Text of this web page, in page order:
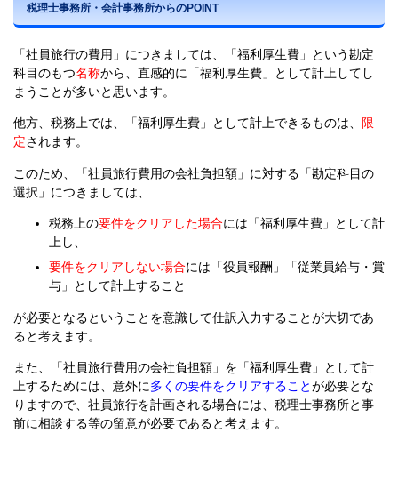
税理士事務所・会計事務所からのPOINT
「社員旅行の費用」につきましては、「福利厚生費」という勘定
科目のもつ名称から、直感的に「福利厚生費」として計上してし
まうことが多いと思います。
他方、税務上では、「福利厚生費」として計上できるものは、
限
定されます。
このため、「社員旅行費用の会社負担額」に対する「勘定科目の
選択」につきましては、
税務上の要件をクリアした場合には「福利厚生費」として計
上し、
要件をクリアしない場合には「役員報酬」「従業員給与・賞
与」として計上すること
が必要となるということを意識して仕訳入力することが大切であ
ると考えます。
また、「社員旅行費用の会社負担額」を「福利厚生費」として計
上するためには、意外に多くの要件をクリアすることが必要とな
りますので、社員旅行を計画される場合には、税理士事務所と事
前に相談する等の留意が必要であると考えます。